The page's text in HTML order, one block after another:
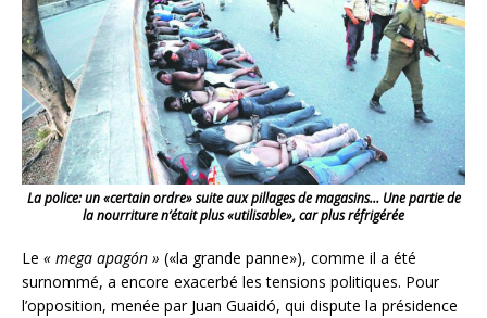
La police: un «certain ordre» suite aux pillages de magasins… Une partie de
la nourriture n’était plus «utilisable», car plus réfrigérée
Le « mega apagón » («la grande panne»), comme il a été
surnommé, a encore exacerbé les tensions politiques. Pour
l’opposition, menée par Juan Guaidó, qui dispute la présidence